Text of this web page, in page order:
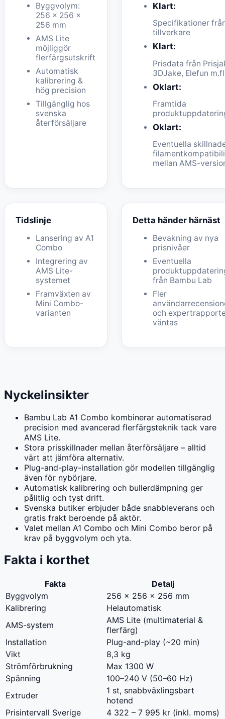
Byggvolym:
256 × 256 ×
256 mm
AMS Lite
möjliggör
flerfärgsutskrift
Automatisk
kalibrering &
hög precision
Tillgänglig hos
svenska
återförsäljare
Klart:
Specifikationer
tillverkare
Klart:
Prisdata från
3DJake, Elefun
Oklart:
Framtida
Oklart:
Eventuella
mellan AMS-
Tidslinje
Lansering av A1
Combo
Integrering av
AMS Lite-
systemet
Framväxten av
Mini Combo-
varianten
Detta händer härnäst
Bevakning av nya
prisnivåer
Eventuella
från Bambu Lab
Fler
och
väntas
Nyckelinsikter
Bambu Lab A1 Combo kombinerar automatiserad
precision med avancerad flerfärgsteknik tack vare
AMS Lite.
Stora prisskillnader mellan återförsäljare – alltid
värt att jämföra alternativ.
Plug-and-play-installation gör modellen tillgänglig
även för nybörjare.
Automatisk kalibrering och bullerdämpning ger
pålitlig och tyst drift.
Svenska butiker erbjuder både snabbleverans och
gratis frakt beroende på aktör.
Valet mellan A1 Combo och Mini Combo beror på
krav på byggvolym och yta.
Fakta i korthet
Fakta
Detalj
Byggvolym
256 × 256 × 256 mm
Kalibrering
Helautomatisk
AMS-system
AMS Lite (multimaterial &
flerfärg)
Installation
Plug-and-play (~20 min)
Vikt
8,3 kg
Strömförbrukning
Max 1300 W
Spänning
100–240 V (50–60 Hz)
Extruder
1 st, snabbväxlingsbart
hotend
Prisintervall Sverige
4 322 – 7 995 kr (inkl. moms)